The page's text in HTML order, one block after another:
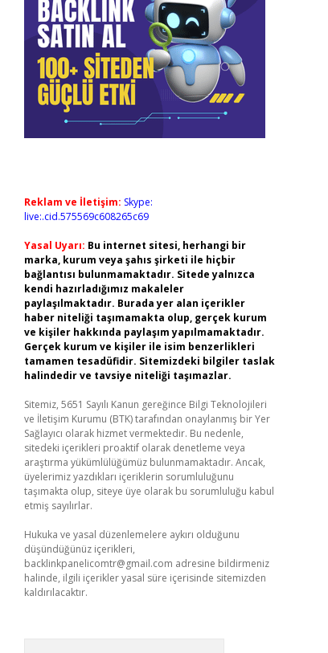
Reklam ve İletişim: Skype:
live:.cid.575569c608265c69
Yasal Uyarı: Bu internet sitesi, herhangi bir
marka, kurum veya şahıs şirketi ile hiçbir
bağlantısı bulunmamaktadır. Sitede yalnızca
kendi hazırladığımız makaleler
paylaşılmaktadır. Burada yer alan içerikler
haber niteliği taşımamakta olup, gerçek kurum
ve kişiler hakkında paylaşım yapılmamaktadır.
Gerçek kurum ve kişiler ile isim benzerlikleri
tamamen tesadüfidir. Sitemizdeki bilgiler taslak
halindedir ve tavsiye niteliği taşımazlar.
Sitemiz, 5651 Sayılı Kanun gereğince Bilgi Teknolojileri
ve İletişim Kurumu (BTK) tarafından onaylanmış bir Yer
Sağlayıcı olarak hizmet vermektedir. Bu nedenle,
sitedeki içerikleri proaktif olarak denetleme veya
araştırma yükümlülüğümüz bulunmamaktadır. Ancak,
üyelerimiz yazdıkları içeriklerin sorumluluğunu
taşımakta olup, siteye üye olarak bu sorumluluğu kabul
etmiş sayılırlar.
Hukuka ve yasal düzenlemelere aykırı olduğunu
düşündüğünüz içerikleri,
backlinkpanelicomtr@gmail.com adresine bildirmeniz
halinde, ilgili içerikler yasal süre içerisinde sitemizden
kaldırılacaktır.